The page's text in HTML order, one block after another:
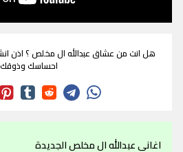
هل انت من عشاق عبدالله ال مخلص ؟ اذن
احساسك وذوقك
اغاني عبدالله ال مخلص الجديدة